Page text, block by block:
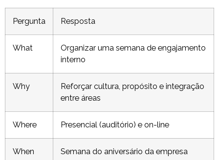
Pergunta Resposta
What
Organizar uma semana de engajamento
interno
Why
Reforçar cultura, propósito e integração
entre áreas
Where Presencial (auditório) e on-line
When Semana do aniversário da empresa